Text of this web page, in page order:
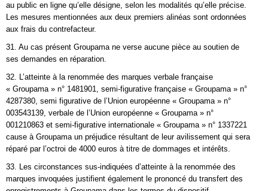
au public en ligne qu’elle désigne, selon les modalités qu’elle précise.
Les mesures mentionnées aux deux premiers alinéas sont ordonnées
aux frais du contrefacteur.
31. Au cas présent Groupama ne verse aucune pièce au soutien de
ses demandes en réparation.
32. L’atteinte à la renommée des marques verbale française
« Groupama » n° 1481901, semi-figurative française « Groupama » n°
4287380, semi­ figurative de l’Union européenne « Groupama » n°
003543139, verbale de l’Union européenne « Groupama » n°
001210863 et semi-figurative internationale « Groupama » n° 1337221
cause à Groupama un préjudice résultant de leur avilissement qui sera
réparé par l’octroi de 4000 euros à titre de dommages et intérêts.
33. Les circonstances sus-indiquées d’atteinte à la renommée des
marques invoquées justifient également le prononcé du transfert des